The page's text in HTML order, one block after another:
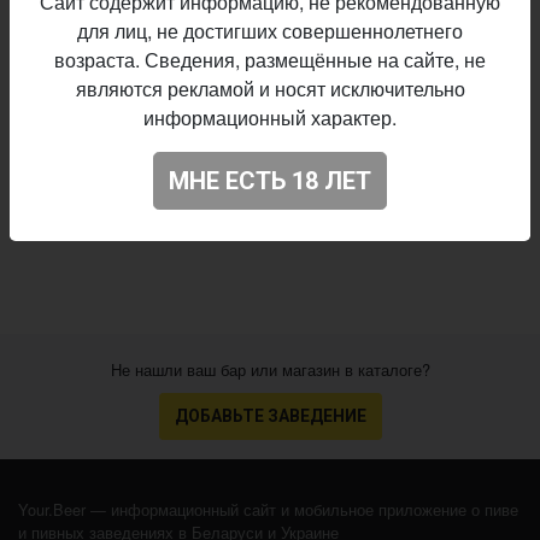
Описание производителя
Пивоварня:
Punchiller
Mead - Pyment
6,8%
08.07.2022
Не нашли ваш бар или магазин в каталоге?
ДОБАВЬТЕ ЗАВЕДЕНИЕ
Your.Beer — информационный сайт и мобильное приложение о пиве
и пивных заведениях в Беларуси и Украине
для лиц, не достигших совершеннолетнего
возраста. Сведения, размещённые на сайте, не
являются рекламой и носят исключительно
информационный характер.
МНЕ ЕСТЬ 18 ЛЕТ